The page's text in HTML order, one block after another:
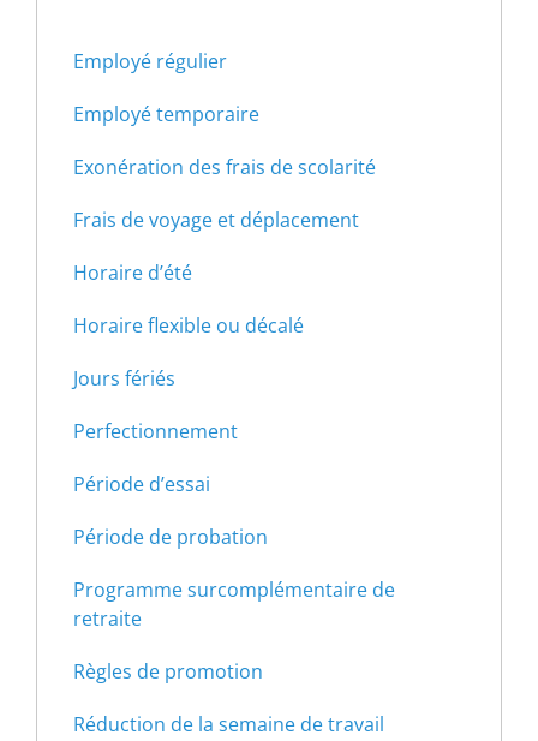
Employé régulier
Employé temporaire
Exonération des frais de scolarité
Frais de voyage et déplacement
Horaire d’été
Horaire flexible ou décalé
Jours fériés
Perfectionnement
Période d’essai
Période de probation
Programme surcomplémentaire de
retraite
Règles de promotion
Réduction de la semaine de travail